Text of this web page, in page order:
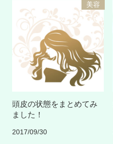
美容
頭皮の状態をまとめてみ
ました！
2017/09/30